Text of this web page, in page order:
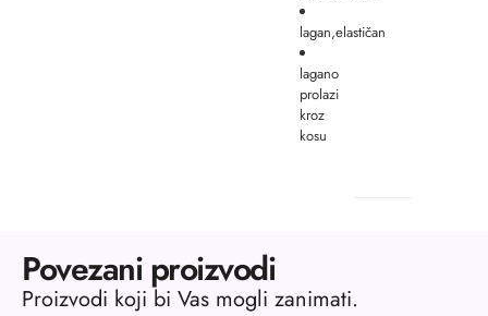
lagan,elastičan
lagano
prolazi
kroz
kosu
Povezani proizvodi
Proizvodi koji bi Vas mogli zanimati.